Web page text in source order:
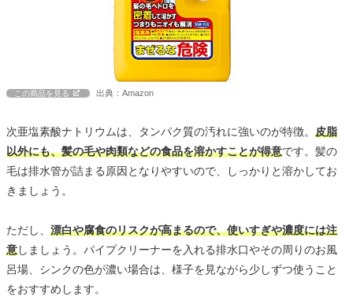
この商品を見る 出典：Amazon
次亜塩素酸ナトリウムは、タンパク質の汚れに強いのが特徴。 皮脂
以外にも、髪の毛や肉類などの食品を溶かすことが得意です。髪の
毛は排水管が詰まる原因となりやすいので、しっかりと溶かしてお
きましょう。
ただし、 漂白や腐食のリスクが高まるので、使いすぎや濃度には注
意しましょう。パイプクリーナーを入れる排水口やその周りのお風
呂場、シンクの色が濃い場合は、様子を見ながら少しずつ使うこと
をおすすめします。